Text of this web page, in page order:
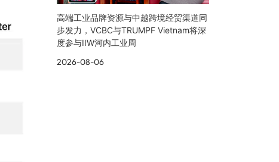
高端工业品牌资源与中越跨境经贸渠道同
步发力，VCBC与TRUMPF Vietnam将深
度参与IIW河内工业周
2026-08-06